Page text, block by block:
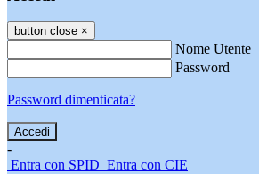
button close ×
Nome Utente
Password
Password dimenticata?
-
Entra con SPID Entra con CIE